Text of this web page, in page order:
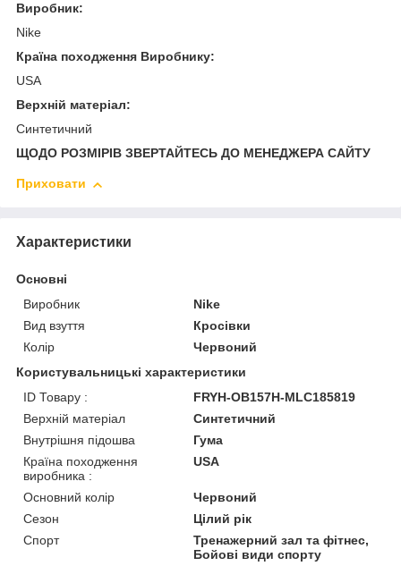
Виробник:
Nike
Країна походження Виробнику:
USA
Верхній матеріал:
Синтетичний
ЩОДО РОЗМІРІВ ЗВЕРТАЙТЕСЬ ДО МЕНЕДЖЕРА САЙТУ
Приховати
Характеристики
Основні
Виробник
Nike
Вид взуття
Кросівки
Колір
Червоний
Користувальницькі характеристики
ID Товару :
FRYH-OB157H-MLC185819
Верхній матеріал
Синтетичний
Внутрішня підошва
Гума
Країна походження
виробника :
USA
Основний колір
Червоний
Сезон
Цілий рік
Спорт
Тренажерний зал та фітнес,
Бойові види спорту